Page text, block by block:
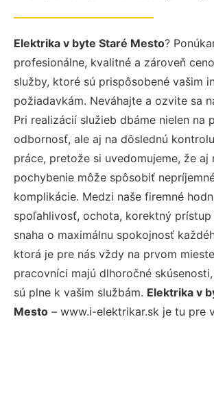
Elektrika v byte Staré Mesto?
profesionálne, kvalitné a zároveň
služby, ktoré sú prispôsobené vašim
požiadavkám. Neváhajte a ozvite sa
Pri realizácií služieb dbáme nielen na
odbornosť, ale aj na dôslednú
práce, pretože si uvedomujeme, že aj
pochybenie môže spôsobiť
komplikácie. Medzi naše firemné
spoľahlivosť, ochota, korektný prístup
snaha o maximálnu spokojnosť
ktorá je pre nás vždy na prvom
pracovníci majú dlhoročné
sú plne k vašim službám. Elektrika v
Mesto – www.i-elektrikar.sk je tu pre